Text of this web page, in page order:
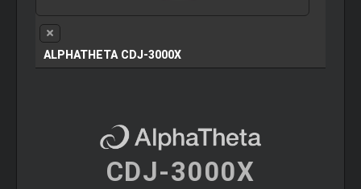
ALPHATHETA CDJ-3000X
CDJ-3000X